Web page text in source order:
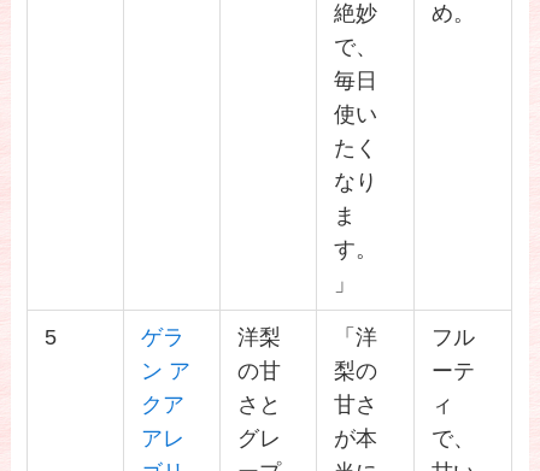
絶妙
で、
毎日
使い
たく
なり
ま
す。
」
め。
5
ゲラ
ン ア
クア
アレ
洋梨
の甘
さと
グレ
「洋
梨の
甘さ
が本
フル
ーテ
ィ
で、